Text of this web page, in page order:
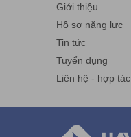
Giới thiệu
Hồ sơ năng lực
Tin tức
Tuyển dụng
Liên hệ - hợp tác